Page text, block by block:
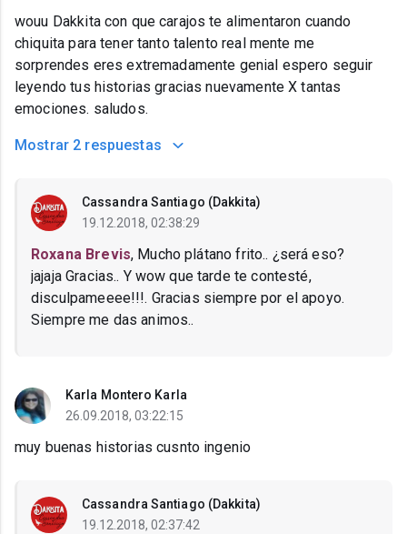
wouu Dakkita con que carajos te alimentaron cuando
chiquita para tener tanto talento real mente me
sorprendes eres extremadamente genial espero seguir
leyendo tus historias gracias nuevamente X tantas
emociones. saludos.
Mostrar 2 respuestas
Cassandra Santiago (Dakkita)
19.12.2018, 02:38:29
Roxana Brevis, Mucho plátano frito.. ¿será eso?
jajaja Gracias.. Y wow que tarde te contesté,
disculpameeee!!!. Gracias siempre por el apoyo.
Siempre me das animos..
Karla Montero Karla
26.09.2018, 03:22:15
muy buenas historias cusnto ingenio
Cassandra Santiago (Dakkita)
19.12.2018, 02:37:42